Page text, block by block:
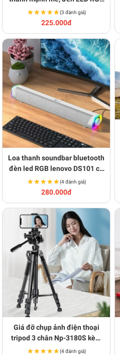
cao cấp BA1680
★★★★★
★★★★★(3 đánh giá)
225.000đ
Loa thanh soundbar bluetooth
đèn led RGB lenovo DS101 có
dây bass cực mạnh BA1572
★★★★★
★★★★★(4 đánh giá)
280.000đ
Giá đỡ chụp ảnh điện thoại
tripod 3 chân Np-3180S kèm
remote BA1589
★★★★★
★★★★★(4 đánh giá)